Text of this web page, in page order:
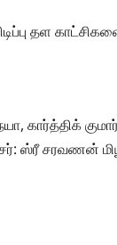
தள
கார்த்திக்
ஸ்ரீ சரவணன்